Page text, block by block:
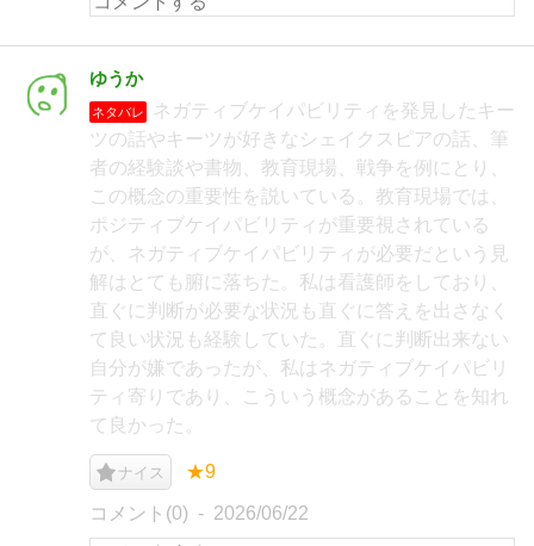
ゆうか
ネタバレ
ネガティブケイパビリティを発見したキー
ツの話やキーツが好きなシェイクスピアの話、筆
者の経験談や書物、教育現場、戦争を例にとり、
この概念の重要性を説いている。教育現場では、
ポジティブケイパビリティが重要視されている
が、ネガティブケイパビリティが必要だという見
解はとても腑に落ちた。私は看護師をしており、
直ぐに判断が必要な状況も直ぐに答えを出さなく
て良い状況も経験していた。直ぐに判断出来ない
自分が嫌であったが、私はネガティブケイパビリ
ティ寄りであり、こういう概念があることを知れ
て良かった。
ナイス ★9
コメント(0) 2026/06/22